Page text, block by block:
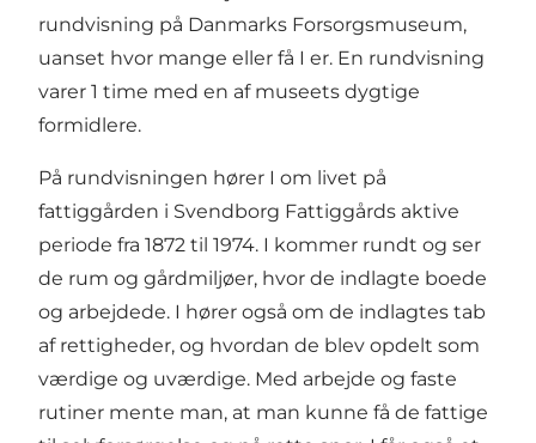
rundvisning på Danmarks Forsorgsmuseum,
uanset hvor mange eller få I er. En rundvisning
varer 1 time med en af museets dygtige
formidlere.
På rundvisningen hører I om livet på
fattiggården i Svendborg Fattiggårds aktive
periode fra 1872 til 1974. I kommer rundt og ser
de rum og gårdmiljøer, hvor de indlagte boede
og arbejdede. I hører også om de indlagtes tab
af rettigheder, og hvordan de blev opdelt som
værdige og uværdige. Med arbejde og faste
rutiner mente man, at man kunne få de fattige